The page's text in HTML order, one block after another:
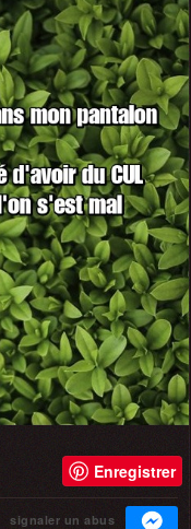
Enregistrer
signaler un abus